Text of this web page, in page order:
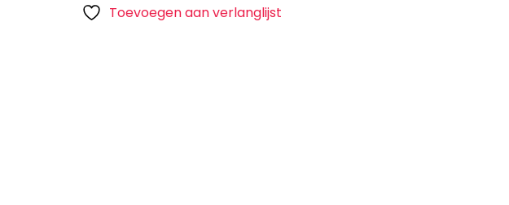
Toevoegen aan verlanglijst